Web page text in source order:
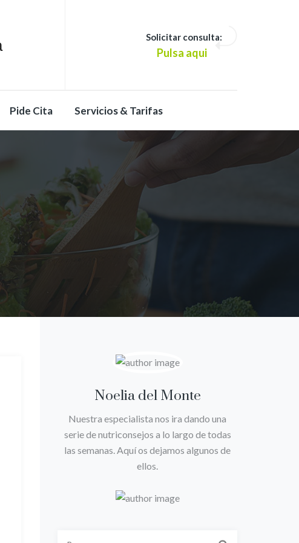
Solicitar consulta:
Pulsa aqui
Pide Cita Servicios & Tarifas
Noelia del Monte
Nuestra especialista nos ira dando una
serie de nutriconsejos a lo largo de todas
las semanas. Aquí os dejamos algunos de
ellos.